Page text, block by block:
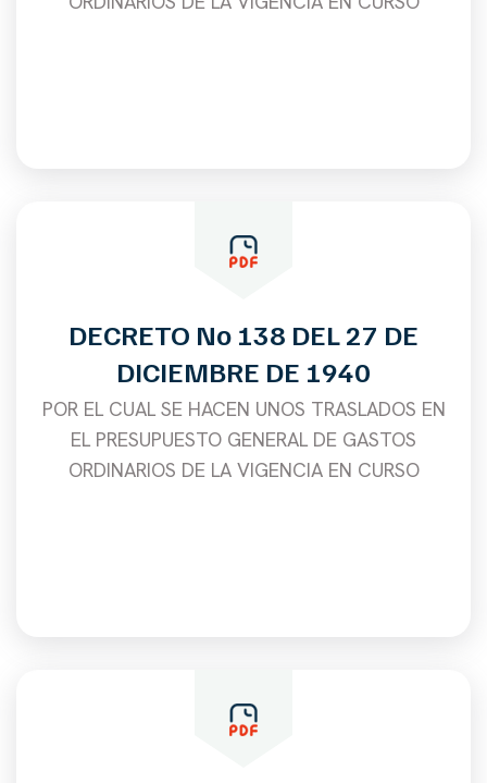
DECRETO No 138 DEL 27 DE
DICIEMBRE DE 1940
POR EL CUAL SE HACEN UNOS TRASLADOS EN
EL PRESUPUESTO GENERAL DE GASTOS
ORDINARIOS DE LA VIGENCIA EN CURSO